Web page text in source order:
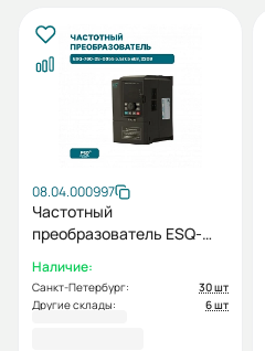
08.04.000997
Частотный
преобразователь ESQ-
220В
Наличие:
Санкт-Петербург:
30 шт
Другие склады:
6 шт